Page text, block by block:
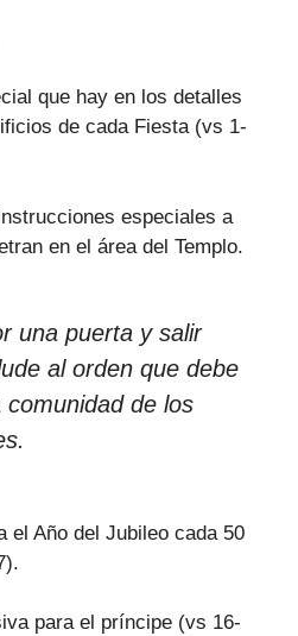
que hay en los detalles
de cada Fiesta (vs 1-
especiales a
en el área del Templo.
una puerta y salir
al orden que debe
de los
el Año del Jubileo cada 50
para el príncipe (vs 16-